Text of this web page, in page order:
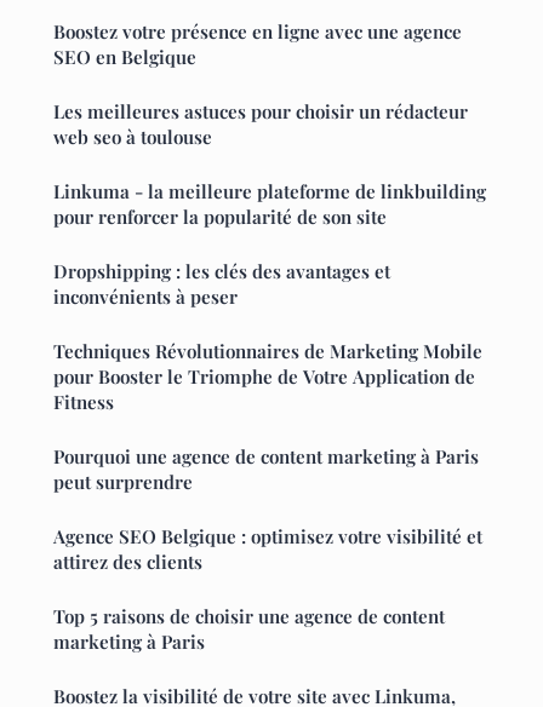
Boostez votre présence en ligne avec une agence
SEO en Belgique
Les meilleures astuces pour choisir un rédacteur
web seo à toulouse
Linkuma - la meilleure plateforme de linkbuilding
pour renforcer la popularité de son site
Dropshipping : les clés des avantages et
inconvénients à peser
Techniques Révolutionnaires de Marketing Mobile
pour Booster le Triomphe de Votre Application de
Fitness
Pourquoi une agence de content marketing à Paris
peut surprendre
Agence SEO Belgique : optimisez votre visibilité et
attirez des clients
Top 5 raisons de choisir une agence de content
marketing à Paris
Boostez la visibilité de votre site avec Linkuma,